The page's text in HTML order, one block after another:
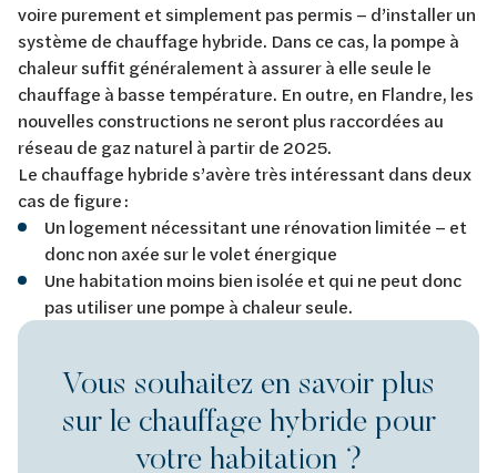
voire purement et simplement pas permis – d’installer un
système de chauffage hybride. Dans ce cas, la pompe à
chaleur suffit généralement à assurer à elle seule le
chauffage à basse température. En outre, en Flandre, les
nouvelles constructions ne seront plus raccordées au
réseau de gaz naturel à partir de 2025.
Le chauffage hybride s’avère très intéressant dans deux
cas de figure :
Un logement nécessitant une rénovation limitée – et
donc non axée sur le volet énergique
Une habitation moins bien isolée et qui ne peut donc
pas utiliser une pompe à chaleur seule.
Vous souhaitez en savoir plus
sur le chauffage hybride pour
votre habitation ?